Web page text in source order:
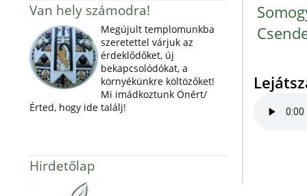
Van hely számodra!
Megújult templomunkba
szeretettel várjuk az
érdeklődőket, új
bekapcsolódókat, a
környékünkre költözőket!
Mi imádkoztunk Önért/
Érted, hogy ide találj!
Hirdetőlap